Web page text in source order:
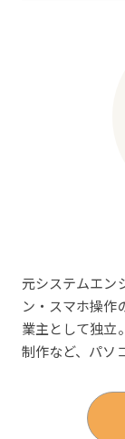
元システムエン
ン・スマホ操作
業主として独立
制作など、パソ